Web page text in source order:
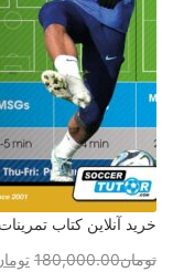
خرید آنلاین کتاب
تومان180,000.00